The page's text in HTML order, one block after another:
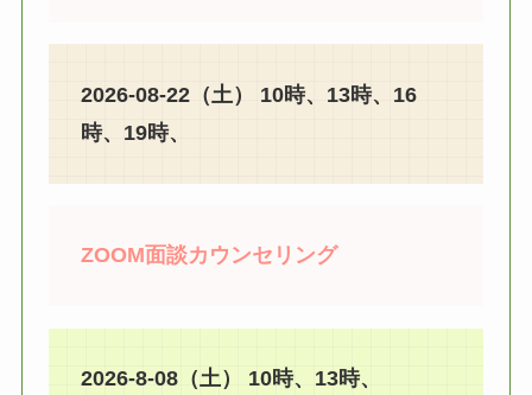
2026-08-22（土） 10時、13時、16
時、19時、
ZOOM面談カウンセリング
2026-8-08（土） 10時、13時、